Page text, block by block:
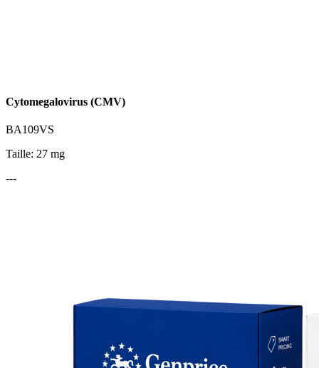
Cytomegalovirus (CMV)
BA109VS
Taille: 27 mg
---